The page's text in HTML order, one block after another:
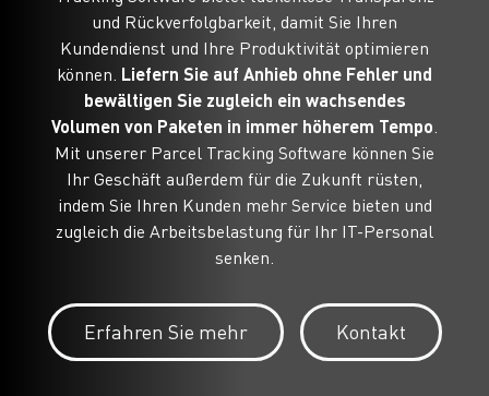
und Rückverfolgbarkeit, damit Sie Ihren
Kundendienst und Ihre Produktivität optimieren
können. Liefern Sie auf Anhieb ohne Fehler und
bewältigen Sie zugleich ein wachsendes
Volumen von Paketen in immer höherem Tempo.
Mit unserer Parcel Tracking Software können Sie
Ihr Geschäft außerdem für die Zukunft rüsten,
indem Sie Ihren Kunden mehr Service bieten und
zugleich die Arbeitsbelastung für Ihr IT-Personal
senken.
Erfahren Sie mehr Kontakt